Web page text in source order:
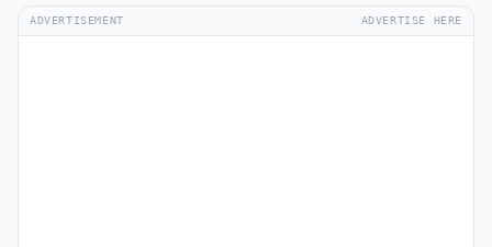
ADVERTISEMENT ADVERTISE HERE